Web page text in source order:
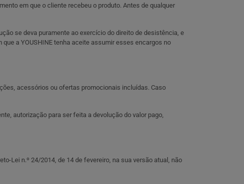
em que o cliente recebeu o produto. Antes de qualquer
se deva puramente ao exercício do direito de desistência, e
a YOUSHINE tenha aceite assumir esses encargos no
acessórios ou ofertas promocionais incluídas. Caso
autorização para ser feita a devolução do valor pago,
Lei n.º 24/2014, de 14 de fevereiro, na sua versão atual, não